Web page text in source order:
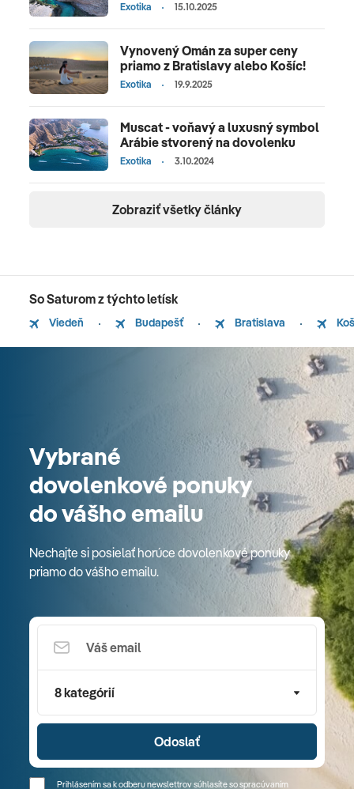
Exotika 15.10.2025
Vynovený Omán za super ceny
priamo z Bratislavy alebo Košíc!
Exotika 19.9.2025
Muscat - voňavý a luxusný symbol
Arábie stvorený na dovolenku
Exotika 3.10.2024
Zobraziť všetky články
So Saturom z týchto letísk
Viedeň Budapešť Bratislava
Vybrané
dovolenkové ponuky
do vášho emailu
Nechajte si posielať horúce dovolenkové ponuky
priamo do vášho emailu.
8 kategórií
Odoslať
Prihlásením sa k odberu newslettrov súhlasíte so spracúvaním